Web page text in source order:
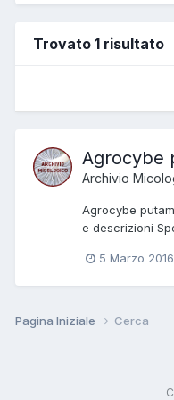
Trovato 1 risultato
Agrocybe
Archivio
Agrocybe
e descrizioni
5 Marzo 2016
Pagina Iniziale Cerca